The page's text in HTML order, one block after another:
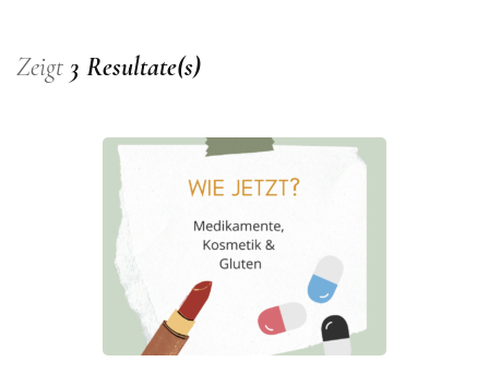
Zeigt 3 Resultate(s)